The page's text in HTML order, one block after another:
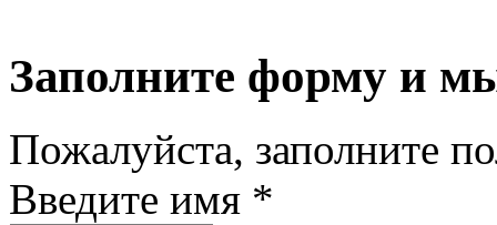
Заполните форму и
Пожалуйста, заполните
Введите имя *